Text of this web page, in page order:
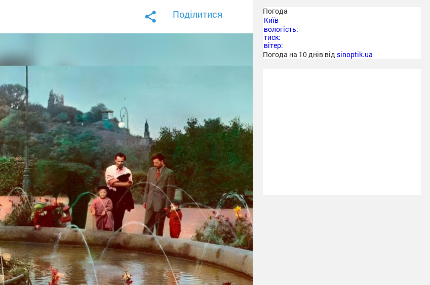
Поділитися
Погода
Київ
вологість:
тиск:
вітер:
Погода на 10 днів від sinoptik.ua